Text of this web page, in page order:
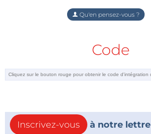
Qu'en pensez-vous ?
Code
Inscrivez-vous
à notre lettre